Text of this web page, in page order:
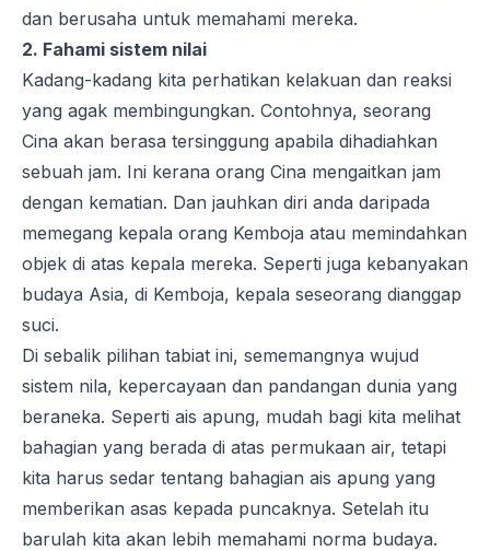
dan berusaha untuk memahami mereka.
2. Fahami sistem nilai
Kadang-kadang kita perhatikan kelakuan dan reaksi
yang agak membingungkan. Contohnya, seorang
Cina akan berasa tersinggung apabila dihadiahkan
sebuah jam. Ini kerana orang Cina mengaitkan jam
dengan kematian. Dan jauhkan diri anda daripada
memegang kepala orang Kemboja atau memindahkan
objek di atas kepala mereka. Seperti juga kebanyakan
budaya Asia, di Kemboja, kepala seseorang dianggap
suci.
Di sebalik pilihan tabiat ini, sememangnya wujud
sistem nila, kepercayaan dan pandangan dunia yang
beraneka. Seperti ais apung, mudah bagi kita melihat
bahagian yang berada di atas permukaan air, tetapi
kita harus sedar tentang bahagian ais apung yang
memberikan asas kepada puncaknya. Setelah itu
barulah kita akan lebih memahami norma budaya.